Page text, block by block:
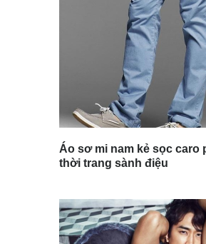
Áo sơ mi nam kẻ sọc caro
thời trang sành điệu